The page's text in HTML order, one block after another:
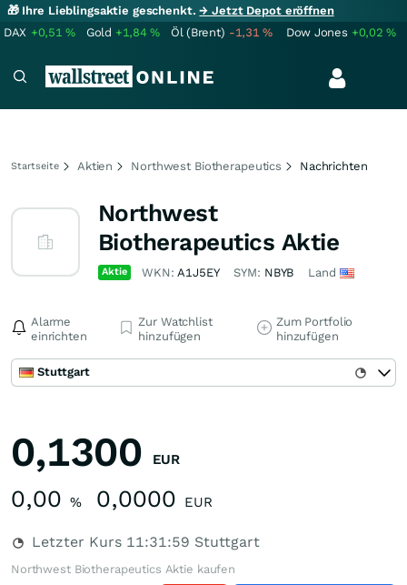
🎁 Ihre Lieblingsaktie geschenkt.→ Jetzt Depot eröffnen
DAX +0,51% Gold +1,84% Öl (Brent) -1,31% Dow Jones +0,02%
Startseite Aktien Northwest Biotherapeutics Nachrichten
Northwest
Biotherapeutics Aktie
Aktie WKN:A1J5EY SYM: NBYB Land
Alarme
einrichten
Zur Watchlist
hinzufügen
Zum Portfolio
hinzufügen
Stuttgart
0,1300 EUR
0,00 % 0,0000 EUR
Letzter Kurs 11:31:59 Stuttgart
Northwest Biotherapeutics Aktie kaufen